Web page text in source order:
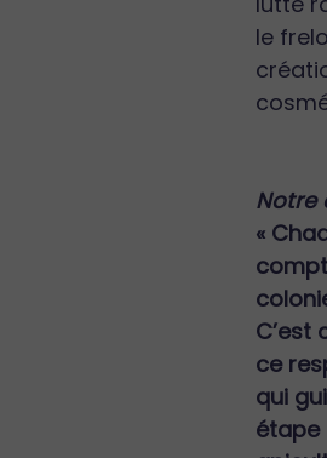
le
Notre
«
C’est
ce
qui
étape